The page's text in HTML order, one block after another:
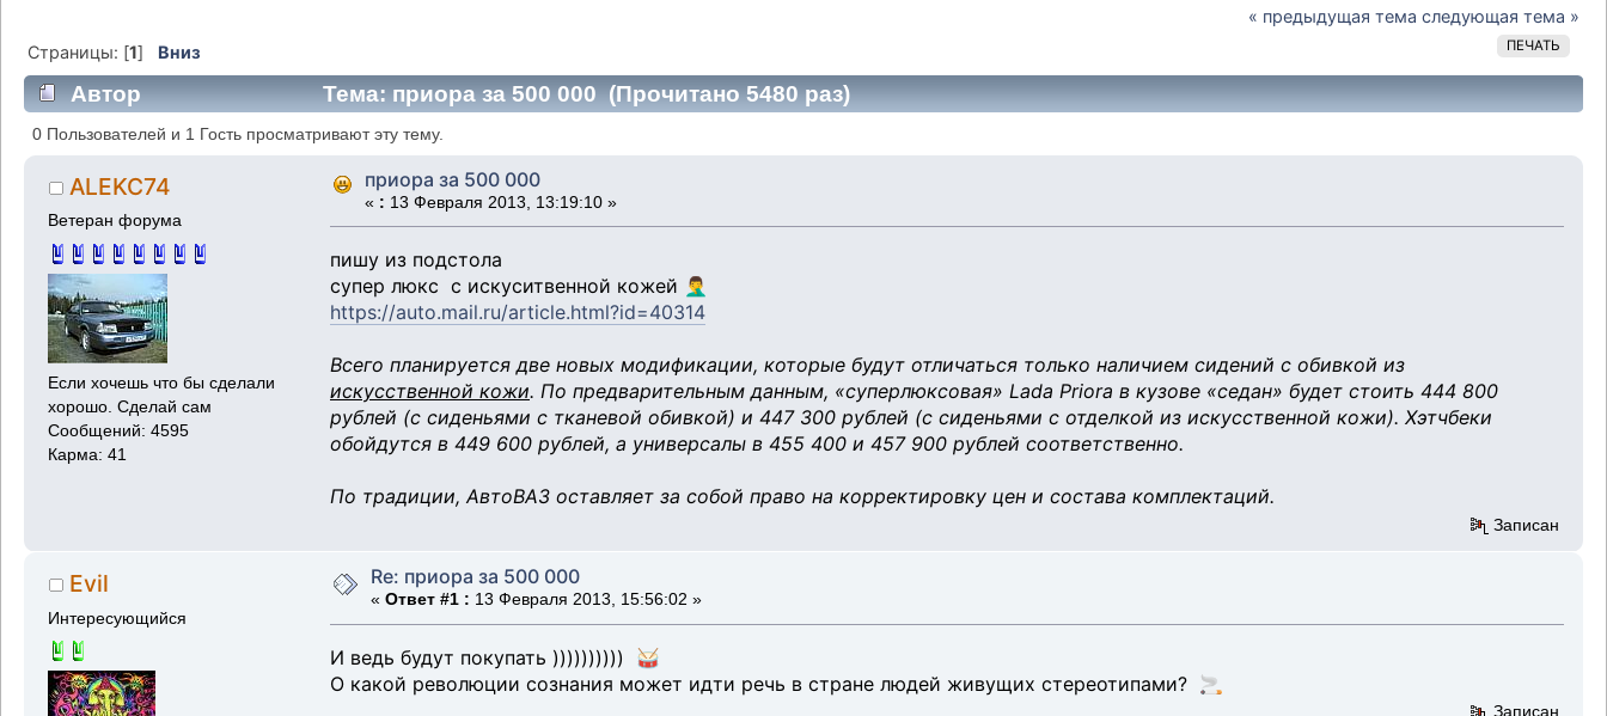
« предыдущая тема следующая тема »
ПЕЧАТЬ
Страницы: [1] Вниз
Автор Тема: приора за 500 000 (Прочитано 5480 раз)
0 Пользователей и 1 Гость просматривают эту тему.
ALEKC74
Ветеран форума
Если хочешь что бы сделали
хорошо. Сделай сам
Сообщений: 4595
Карма: 41
приора за 500 000
« : 13 Февраля 2013, 13:19:10 »
пишу из подстола
супер люкс с искуситвенной кожей 🤦‍♂️
https://auto.mail.ru/article.html?id=40314
Всего планируется две новых модификации, которые будут отличаться только наличием сидений с обивкой из
искусственной кожи. По предварительным данным, «суперлюксовая» Lada Priora в кузове «седан» будет стоить 444 800
рублей (с сиденьями с тканевой обивкой) и 447 300 рублей (с сиденьями с отделкой из искусственной кожи). Хэтчбеки
обойдутся в 449 600 рублей, а универсалы в 455 400 и 457 900 рублей соответственно.
По традиции, АвтоВАЗ оставляет за собой право на корректировку цен и состава комплектаций.
Записан
Evil
Интересующийся
Re: приора за 500 000
« Ответ #1 : 13 Февраля 2013, 15:56:02 »
И ведь будут покупать )))))))))) 🥁
О какой революции сознания может идти речь в стране людей живущих стереотипами? 🚬
Записан